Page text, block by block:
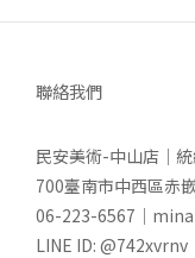
聯絡我們
民安美術-中山店｜
700臺南市中西區赤
06-223-6567｜
LINE ID: @742xvrnv